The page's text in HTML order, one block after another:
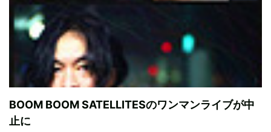
BOOM BOOM SATELLITESのワンマンライブが中
止に